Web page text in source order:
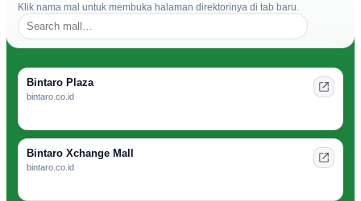
Klik nama mal untuk membuka halaman direktorinya di tab baru.
Bintaro Plaza
bintaro.co.id
Bintaro Xchange Mall
bintaro.co.id